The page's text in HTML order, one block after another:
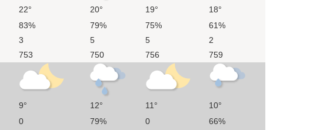
22° 20° 19°
18°
83% 79% 75%
61%
3 5 5
2
753 750 756 759
9° 12° 11°
10°
0 79% 0
66%